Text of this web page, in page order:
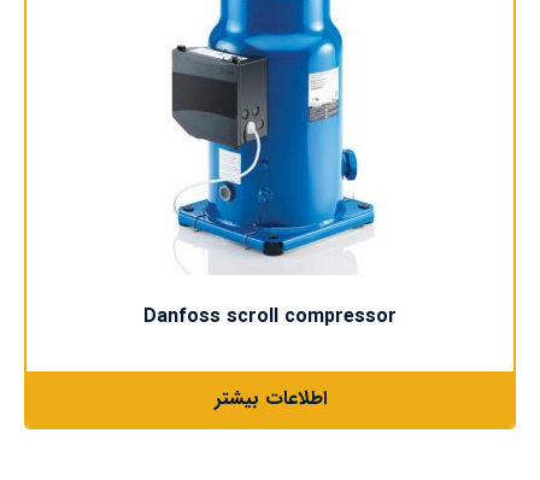
Danfoss scroll compressor
اطلاعات بیشتر